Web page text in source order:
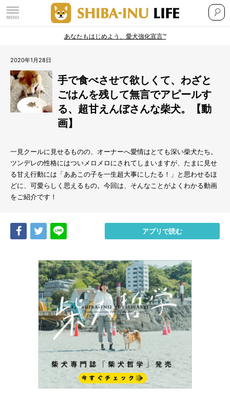
あなたもはじめよう、愛犬強化宣言™
2020年1月28日
手で食べさせて欲しくて、わざと
ごはんを残して無言でアピールす
る、超甘えんぼさんな柴犬。【動
画】
一見クールに見せるものの、オーナーへ愛情はとても深い柴犬たち。
ツンデレの性格にはついメロメロにされてしまいますが、たまに見せ
る甘え行動には「ああこの子を一生超大事にしたる！」と思わせるほ
どに、可愛らしく思えるもの。今回は、そんなことがよくわかる動画
をご紹介です！
Share Tweet アプリで読む